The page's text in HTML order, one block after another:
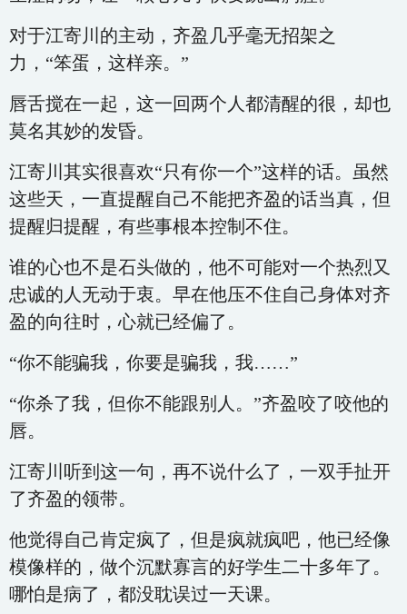
对于江寄川的主动，齐盈几乎毫无招架之
力，“笨蛋，这样亲。”
唇舌搅在一起，这一回两个人都清醒的很，却也
莫名其妙的发昏。
江寄川其实很喜欢“只有你一个”这样的话。虽然
这些天，一直提醒自己不能把齐盈的话当真，但
提醒归提醒，有些事根本控制不住。
谁的心也不是石头做的，他不可能对一个热烈又
忠诚的人无动于衷。早在他压不住自己身体对齐
盈的向往时，心就已经偏了。
“你不能骗我，你要是骗我，我……”
“你杀了我，但你不能跟别人。”齐盈咬了咬他的
唇。
江寄川听到这一句，再不说什么了，一双手扯开
了齐盈的领带。
他觉得自己肯定疯了，但是疯就疯吧，他已经像
模像样的，做个沉默寡言的好学生二十多年了。
哪怕是病了，都没耽误过一天课。